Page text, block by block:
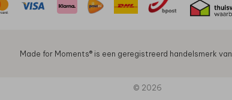
Made for Moments®️ is een geregistreerd handelsmerk van
© 2026